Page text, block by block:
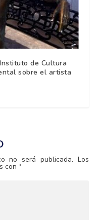
de Cultura
sobre el artista
no será publicada. Los
con*